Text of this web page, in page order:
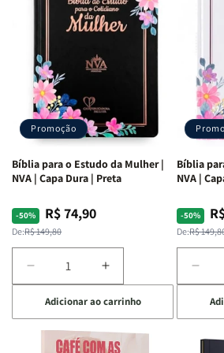
Ribeiro
Ribeiro
Promoção
Bíblia para o Estudo da Mulher |
NVA | Capa Dura | Preta
-50%
Preço
normal
De:R$ 149,80
Preço
promocional
R$ 74,90
Diminuir
a
quantidade
de
Bíblia
Aumentar
a
quantidade
de
Bíblia
Adicionar ao carrinho
Bíblia
NVA |
-50%
Preço
normal
De:R$
Preço
a
de